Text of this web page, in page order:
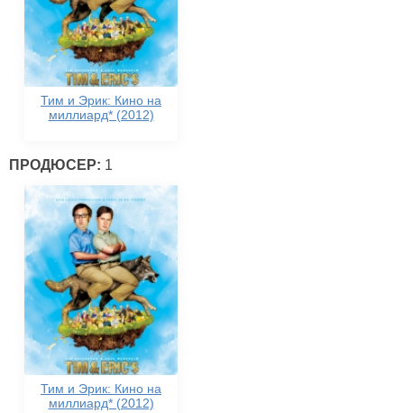
Тим и Эрик: Кино на
миллиард* (2012)
ПРОДЮСЕР: 1
Тим и Эрик: Кино на
миллиард* (2012)